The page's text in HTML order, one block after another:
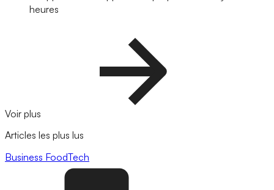
heures
Voir plus
Articles les plus lus
Business FoodTech